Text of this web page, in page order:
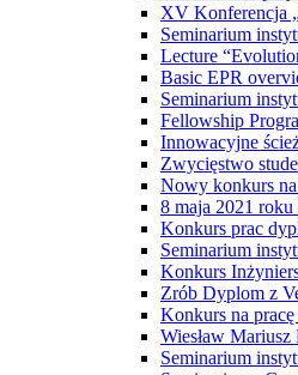
XV Konferencja
Seminarium
Lecture
Basic EPR
Seminarium
Fellowship
Innowacyjne
Zwycięstwo
Nowy konkurs
8 maja 2021 roku
Konkurs prac
Seminarium
Konkurs
Zrób Dyplom z
Konkurs na
Wiesław Mariusz
Seminarium